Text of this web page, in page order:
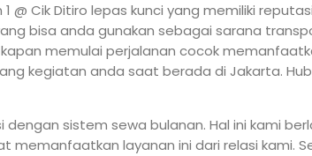
Cik Ditiro lepas kunci yang memiliki
bisa anda gunakan sebagai sarana
memulai perjalanan cocok
kegiatan anda saat berada di Jakarta.
sistem sewa bulanan. Hal ini kami
layanan ini dari relasi kami.